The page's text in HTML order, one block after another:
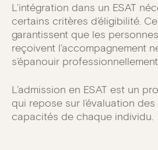
L’intégration dans un ESAT
certains critères d’éligibilité.
garantissent que les
reçoivent l’accompagnement
s’épanouir
L’admission en ESAT est un
qui repose sur l’évaluation
capacités de chaque individu.